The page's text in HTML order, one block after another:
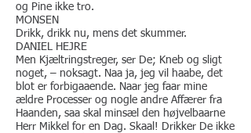
og Pine ikke tro.
MONSEN
Drikk, drikk nu, mens det skummer.
DANIEL HEJRE
Men Kjæltringstreger, ser De; Kneb og sligt
noget, – noksagt. Naa ja, jeg vil haabe, det
blot er forbigaaende. Naar jeg faar mine
ældre Processer og nogle andre Affærer fra
Haanden, saa skal minsæl den højvelbaarne
Herr Mikkel for en Dag. Skaal! Drikker De ikke